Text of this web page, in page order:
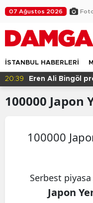
07 Ağustos 2026
İSTANBUL HABERLERİ
20:39 Eren Ali Bingöl
100000 Japon
100000
Serbest
Japon